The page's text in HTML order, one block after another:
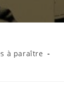
à paraître